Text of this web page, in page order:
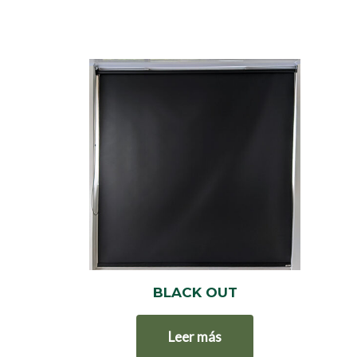
BLACK OUT
Leer más